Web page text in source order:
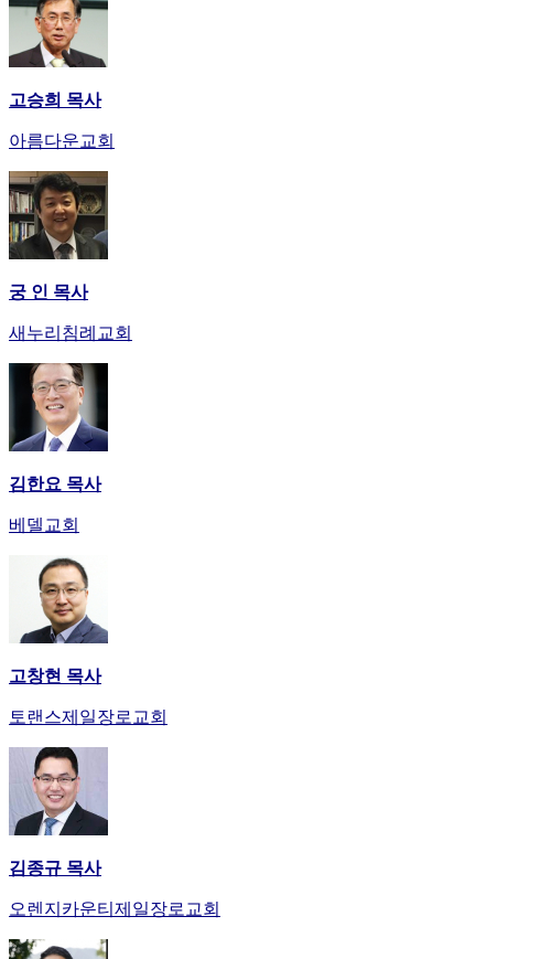
고승희 목사
아름다운교회
궁 인 목사
새누리침례교회
김한요 목사
베델교회
고창현 목사
토랜스제일장로교회
김종규 목사
오렌지카운티제일장로교회